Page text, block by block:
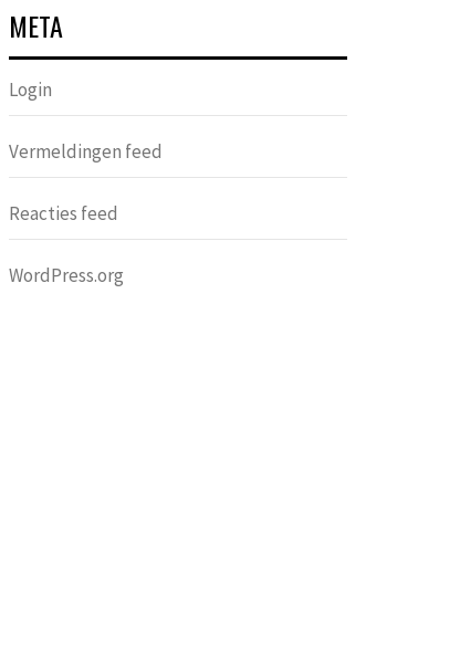
META
Login
Vermeldingen feed
Reacties feed
WordPress.org